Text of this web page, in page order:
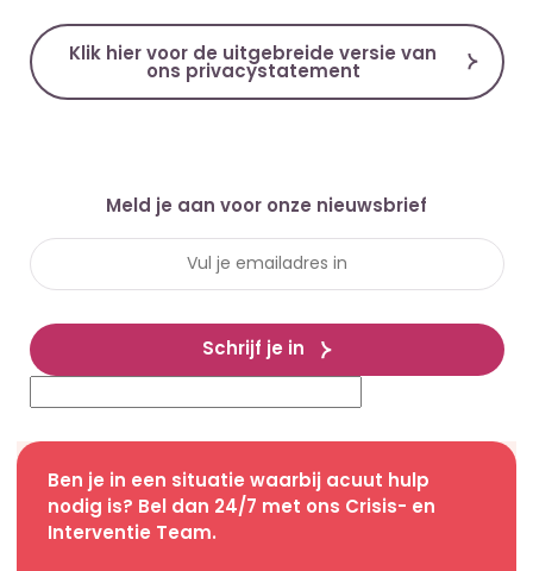
Klik hier voor de uitgebreide versie van
ons privacystatement
Meld je aan voor onze nieuwsbrief
Schrijf je in
Ben je in een situatie waarbij acuut hulp
nodig is? Bel dan 24/7 met ons Crisis- en
Interventie Team.